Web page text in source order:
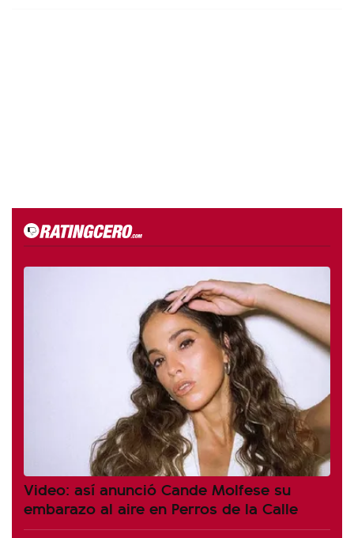
Video: así anunció Cande Molfese su
embarazo al aire en Perros de la Calle